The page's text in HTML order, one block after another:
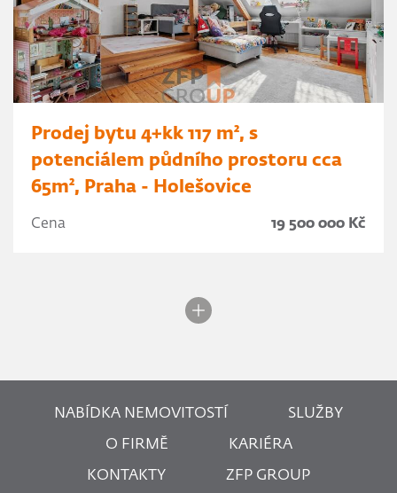
Prodej bytu 4+kk 117 m², s
potenciálem půdního prostoru cca
65m², Praha - Holešovice
Cena 19 500 000 Kč
NABÍDKA NEMOVITOSTÍ SLUŽBY
O FIRMĚ KARIÉRA
KONTAKTY ZFP GROUP